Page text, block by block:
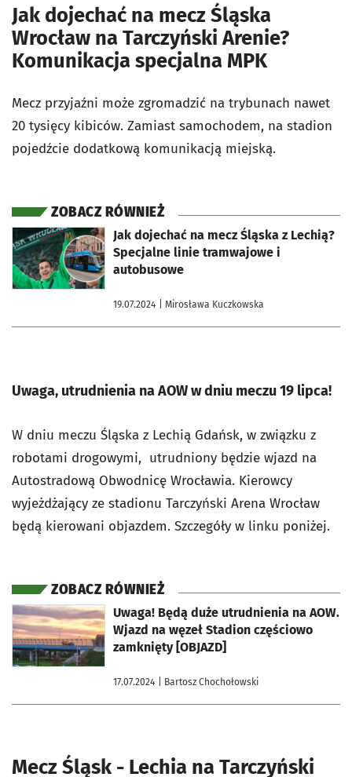
Jak dojechać na mecz Śląska
Wrocław na Tarczyński Arenie?
Komunikacja specjalna MPK
Mecz przyjaźni może zgromadzić na trybunach nawet
20 tysięcy kibiców. Zamiast samochodem, na stadion
pojedźcie dodatkową komunikacją miejską.
ZOBACZ RÓWNIEŻ
Jak dojechać na mecz Śląska z Lechią?
Specjalne linie tramwajowe i
autobusowe
19.07.2024 | Mirosława Kuczkowska
otworzy się w nowej karcie
Uwaga, utrudnienia na AOW w dniu meczu 19 lipca!
W dniu meczu Śląska z Lechią Gdańsk, w związku z
robotami drogowymi, utrudniony będzie wjazd na
Autostradową Obwodnicę Wrocławia. Kierowcy
wyjeżdżający ze stadionu Tarczyński Arena Wrocław
będą kierowani objazdem. Szczegóły w linku poniżej.
ZOBACZ RÓWNIEŻ
Uwaga! Będą duże utrudnienia na AOW.
Wjazd na węzeł Stadion częściowo
zamknięty [OBJAZD]
17.07.2024 | Bartosz Chochołowski
otworzy się w nowej karcie
Mecz Śląsk - Lechia na Tarczyński